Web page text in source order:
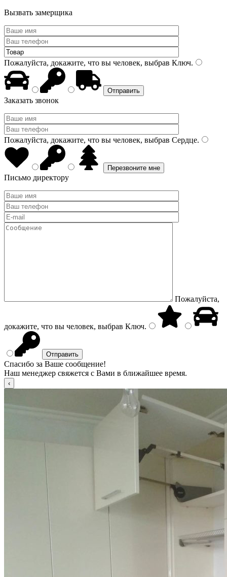
Вызвать замерщика
Пожалуйста, докажите, что вы человек, выбрав Ключ.
Заказать звонок
Пожалуйста, докажите, что вы человек, выбрав Сердце.
Письмо директору
Пожалуйста,
докажите, что вы человек, выбрав Ключ.
Спасибо за Ваше сообщение!
Наш менеджер свяжется с Вами в ближайшее время.